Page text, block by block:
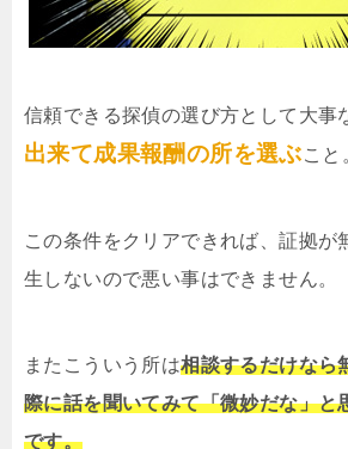
信頼できる探偵の選び方として大事
出来て成果報酬の所を選ぶこと
この条件をクリアできれば、証拠が
生しないので悪い事はできません。
またこういう所は相談するだけなら
際に話を聞いてみて「微妙だな」と
です。